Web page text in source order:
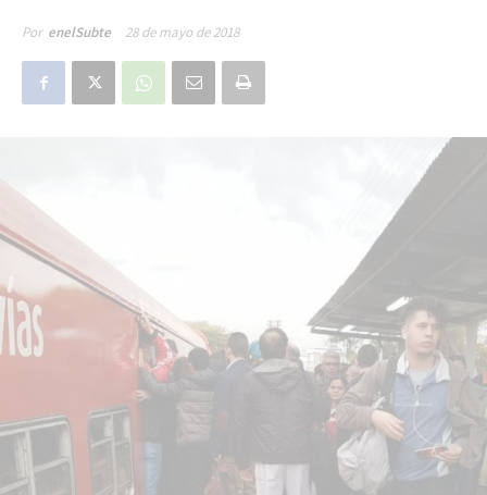
Por enelSubte 28 de mayo de 2018